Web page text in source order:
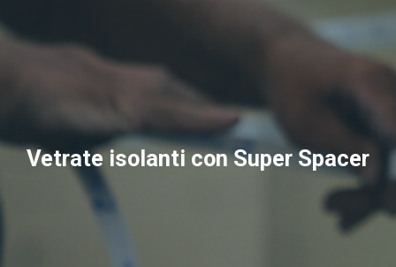
Vetrate isolanti con Super Spacer